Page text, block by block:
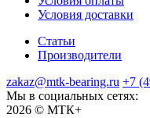
Условия доставки
Статьи
Производители
zakaz@mtk-bearing.ru +7
Мы в социальных сетях:
2026 © МТК+